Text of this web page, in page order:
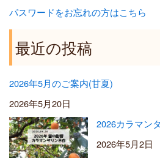
パスワードをお忘れの方はこちら
最近の投稿
2026年5月のご案内(甘夏)
2026年5月20日
2026カラマン
2026年5月2日